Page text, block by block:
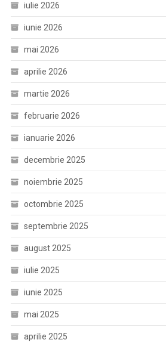
iulie 2026
iunie 2026
mai 2026
aprilie 2026
martie 2026
februarie 2026
ianuarie 2026
decembrie 2025
noiembrie 2025
octombrie 2025
septembrie 2025
august 2025
iulie 2025
iunie 2025
mai 2025
aprilie 2025